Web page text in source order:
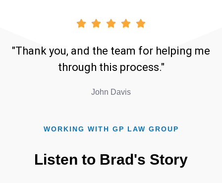
"Thank you, and the team for helping me
through this process."
John Davis
WORKING WITH GP LAW GROUP
Listen to Brad's Story